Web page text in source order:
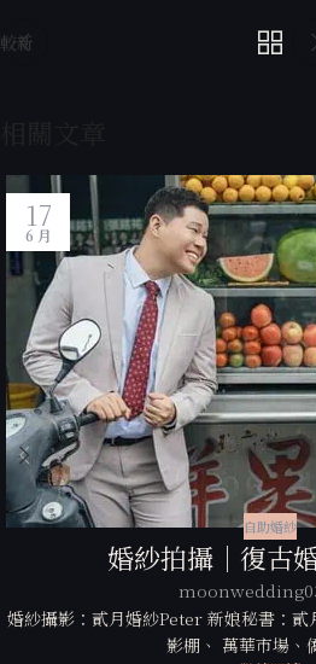
較新
17
6 月
自助婚紗
婚紗拍攝｜復古
婚紗攝影：貳月婚紗Peter 新娘秘書：
影棚、 萬華市場、